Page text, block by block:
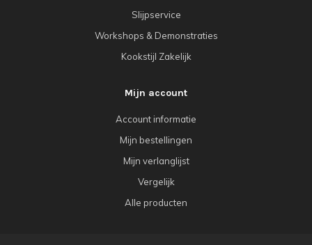
Slijpservice
Workshops & Demonstraties
Kookstijl Zakelijk
Mijn account
Account informatie
Mijn bestellingen
Mijn verlanglijst
Vergelijk
Alle producten